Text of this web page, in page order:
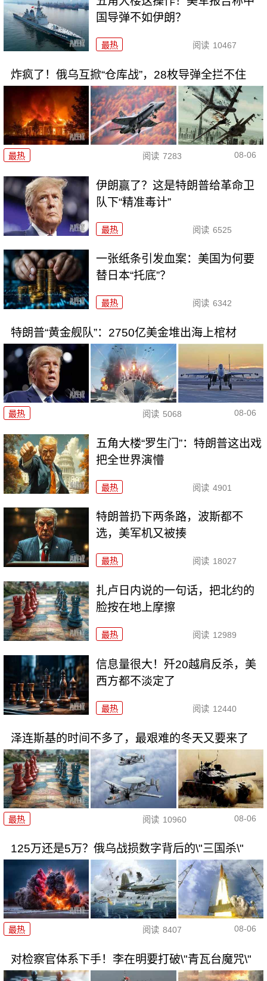
国导弹不如伊朗？
最热 阅读 10467
炸疯了！俄乌互掀“仓库战”，28枚导弹全拦不住
最热 阅读 7283 08-06
伊朗赢了？这是特朗普给革命卫
队下“精准毒计”
最热 阅读 6525
一张纸条引发血案：美国为何要
替日本“托底”？
最热 阅读 6342
特朗普“黄金舰队”：2750亿美金堆出海上棺材
最热 阅读 5068 08-06
五角大楼“罗生门”：特朗普这出戏
把全世界演懵
最热 阅读 4901
特朗普扔下两条路，波斯都不
选，美军机又被揍
最热 阅读 18027
扎卢日内说的一句话，把北约的
脸按在地上摩擦
最热 阅读 12989
信息量很大！歼20越肩反杀，美
西方都不淡定了
最热 阅读 12440
泽连斯基的时间不多了，最艰难的冬天又要来了
最热 阅读 10960 08-06
125万还是5万？俄乌战损数字背后的\"三国杀\"
最热 阅读 8407 08-06
对检察官体系下手！李在明要打破\"青瓦台魔咒\"